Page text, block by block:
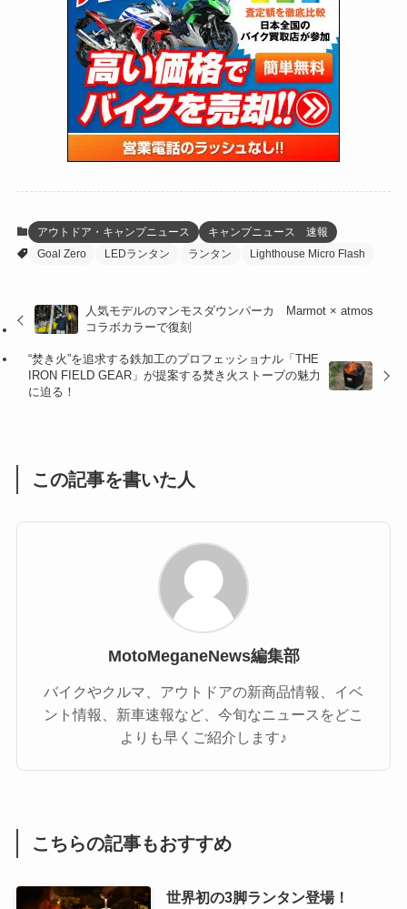
(5)
(12)
(63)
(109)
(24)
(46)
(15)
(5)
(4)
(6)
(17)
(5)
(27)
(38)
(131)
(85)
(21)
(61)
(171)
(98)
(13)
(60)
(274)
(171)
(38)
(47)
(59)
(41)
(47)
(1)
(254)
(204)
(33)
(34)
(35)
(41)
(16) (13)
(19)
(12)
(16)
(20)
(4)
(16)
(1)
アウトドア・キャンプニュース
キャンプニュース 速報
Goal Zero
LEDランタン ランタン Lighthouse Micro Flash
人気モデルのマンモスダウンパーカ Marmot × atmos
コラボカラーで復刻
“焚き火”を追求する鉄加工のプロフェッショナル「THE
IRON FIELD GEAR」が提案する焚き火ストーブの魅力
に迫る！
この記事を書いた人
MotoMeganeNews編集部
バイクやクルマ、アウトドアの新商品情報、イベ
ント情報、新車速報など、今旬なニュースをどこ
よりも早くご紹介します♪
こちらの記事もおすすめ
世界初の3脚ランタン登場！